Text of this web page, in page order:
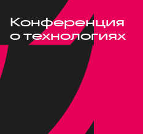
Конференция
о технологиях